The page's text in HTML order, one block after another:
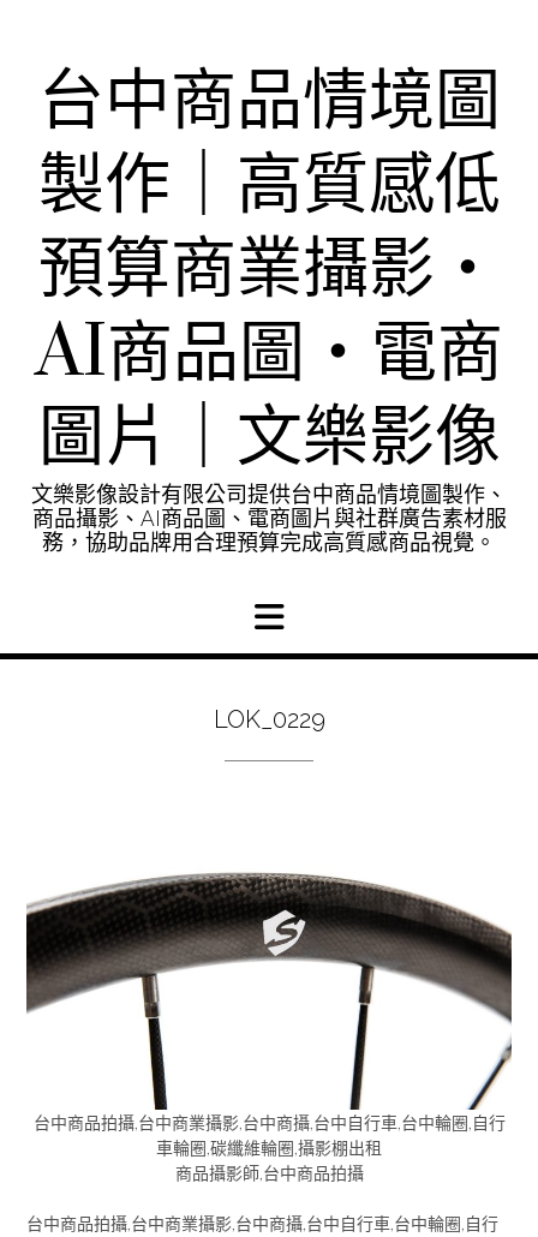
台中商品情境圖
製作｜高質感低
預算商業攝影・
AI商品圖・電商
圖片｜文樂影像
文樂影像設計有限公司提供台中商品情境圖製作、
商品攝影、AI商品圖、電商圖片與社群廣告素材服
務，協助品牌用合理預算完成高質感商品視覺。
LOK_0229
台中商品拍攝,台中商業攝影,台中商攝,台中自行車,台中輪圈,自行
車輪圈,碳纖維輪圈,攝影棚出租
商品攝影師,台中商品拍攝
台中商品拍攝,台中商業攝影,台中商攝,台中自行車,台中輪圈,自行